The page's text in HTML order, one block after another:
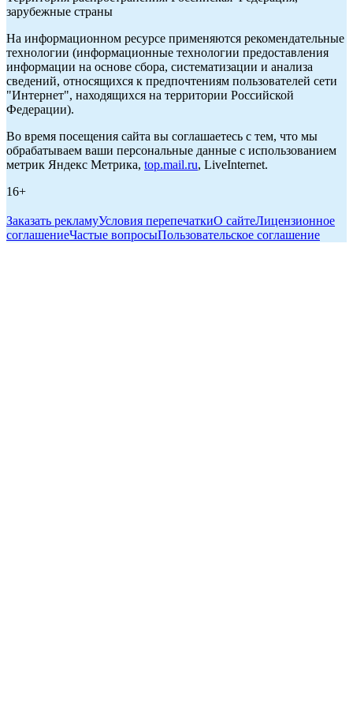
зарубежные страны
На информационном ресурсе применяются рекомендательные
технологии (информационные технологии предоставления
информации на основе сбора, систематизации и анализа
сведений, относящихся к предпочтениям пользователей сети
"Интернет", находящихся на территории Российской
Федерации).
Во время посещения сайта вы соглашаетесь с тем, что мы
обрабатываем ваши персональные данные с использованием
метрик Яндекс Метрика, top.mail.ru, LiveInternet.
16+
Заказать рекламуУсловия перепечаткиО сайтеЛицензионное
соглашениеЧастые вопросыПользовательское соглашение